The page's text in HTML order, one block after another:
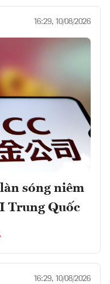
16:29, 10/08/2026
sóng niêm
Trung Quốc
16:29, 10/08/2026